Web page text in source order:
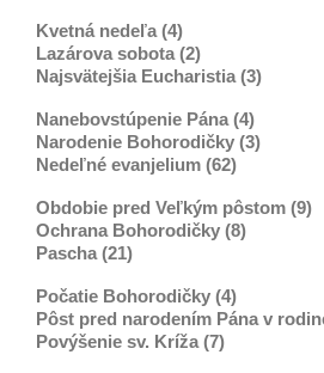
Kvetná nedeľa (4)
Lazárova sobota (2)
Najsvätejšia Eucharistia (3)
Nanebovstúpenie Pána (4)
Narodenie Bohorodičky (3)
Nedeľné evanjelium (62)
Obdobie pred Veľkým pôstom (9)
Ochrana Bohorodičky (8)
Pascha (21)
Počatie Bohorodičky (4)
Pôst pred narodením Pána v
Povýšenie sv. Kríža (7)